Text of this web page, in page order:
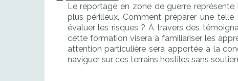
Le reportage en zone de guerre
plus périlleux. Comment préparer une
évaluer les risques ? À travers des
cette formation visera à familiariser les
attention particulière sera apportée à la
naviguer sur ces terrains hostiles sans